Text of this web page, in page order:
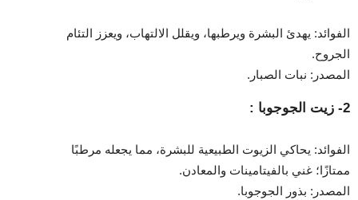
الفوائد: يهدئ البشرة ويرطبها، ويقلل الالتهاب، ويعزز التئام
الجروح.
المصدر: نبات الصبار.
2- زيت الجوجوبا :
الفوائد: يحاكي الزيوت الطبيعية للبشرة، مما يجعله مرطبًا
ممتازًا؛ غني بالفيتامينات والمعادن.
المصدر: بذور الجوجوبا.